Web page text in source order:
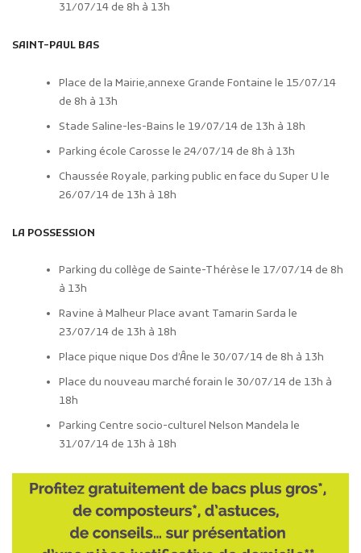
31/07/14 de 8h à 13h
SAINT-PAUL BAS
Place de la Mairie,annexe Grande Fontaine le 15/07/14
de 8h à 13h
Stade Saline-les-Bains le 19/07/14 de 13h à 18h
Parking école Carosse le 24/07/14 de 8h à 13h
Chaussée Royale, parking public en face du Super U le
26/07/14 de 13h à 18h
LA POSSESSION
Parking du collège de Sainte-Thérèse le 17/07/14 de 8h
à 13h
Ravine à Malheur Place avant Tamarin Sarda le
23/07/14 de 13h à 18h
Place pique nique Dos d’Âne le 30/07/14 de 8h à 13h
Place du nouveau marché forain le 30/07/14 de 13h à
18h
Parking Centre socio-culturel Nelson Mandela le
31/07/14 de 13h à 18h